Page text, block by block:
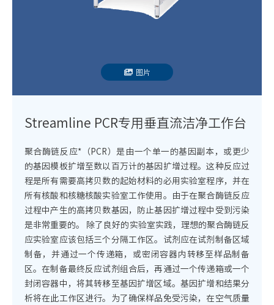
Streamline PCR专用垂直流洁净工作台
聚合酶链反应*（PCR）是由一个单一的基因副本，或更少
的基因模板扩增至数以百万计的基因扩增过程。这种反应过
程是所有需要高拷贝数的起始材料的必用实验室程序，并在
所有核酸和核糖核酸实验室工作使用。由于在聚合酶链反应
过程中产生的高拷贝数基因，防止基因扩增过程中受到污染
是非常重要的。 除了良好的实验室实践，理想的聚合酶链反
应实验室应该包括三个分隔工作区。试剂应在试剂制备区域
制备，并通过一个传递箱，或密闭容器内转移至样品制备
区。在制备最终反应试剂组合后，再通过一个传递箱或一个
封闭容器中，将其转移至基因扩增区域。基因扩增和结果分
析将在此工作区进行。为了确保样品免受污染，在空气质量
图片